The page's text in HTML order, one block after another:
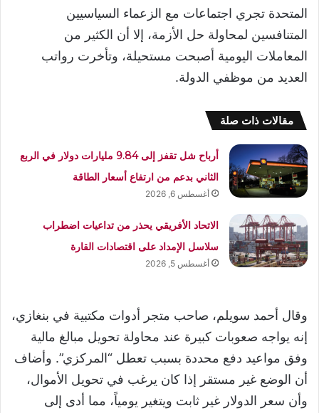
المتحدة تجري اجتماعات مع الزعماء السياسيين
المتنافسين لمحاولة حل الأزمة، إلا أن الكثير من
المعاملات اليومية أصبحت مستحيلة، وتأخرت رواتب
العديد من موظفي الدولة.
مقالات ذات صلة
أرباح شل تقفز إلى 9.84 مليارات دولار في الربع
الثاني بدعم من ارتفاع أسعار الطاقة
أغسطس 6, 2026
الاتحاد الأفريقي يحذر من تداعيات اضطراب
سلاسل الإمداد على اقتصادات القارة
أغسطس 5, 2026
وقال أحمد سويلم، صاحب متجر أدوات مكتبية في بنغازي،
إنه يواجه صعوبات كبيرة عند محاولة تحويل مبالغ مالية
وفق مواعيد دفع محددة بسبب تعطل “المركزي”. وأضاف
أن الوضع غير مستقر إذا كان يرغب في تحويل الأموال،
وأن سعر الدولار غير ثابت ويتغير يومياً، مما أدى إلى